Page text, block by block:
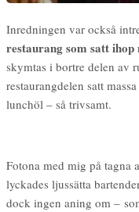
Inredningen var också
restaurang som satt ihop
skymtas i bortre delen av
restaurangdelen satt
lunchöl – så trivsamt.
Fotona med mig på
lyckades ljussätta
dock ingen aning om –